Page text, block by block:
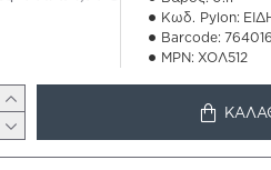
Κωδ. Pylon:
Barcode:
MPN: ΧΟΛ512